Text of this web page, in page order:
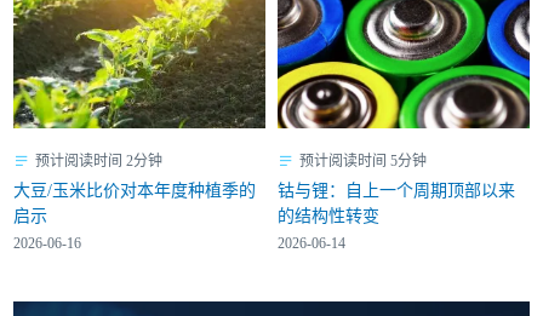
预计阅读时间 2分钟
大豆/玉米比价对本年度种植季的
启示
2026-06-16
预计阅读时间 5分钟
钴与锂：自上一个周期顶部以来
的结构性转变
2026-06-14